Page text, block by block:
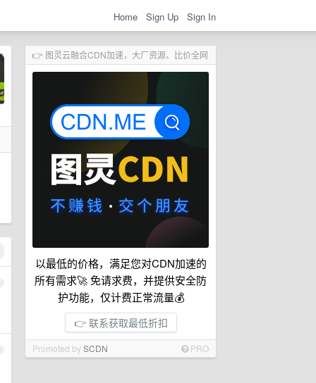
Home Sign Up Sign In
👉 图灵云融合CDN加速，大厂资源、比价全网
以最低的价格，满足您对CDN加速的
所有需求🚀 免请求费，并提供安全防
护功能，仅计费正常流量💰
👉 联系获取最低折扣
Promoted bySCDN PRO